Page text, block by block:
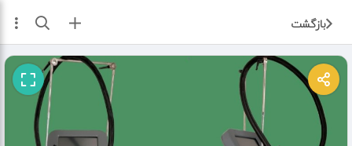
بازگشت ثبت آگهی